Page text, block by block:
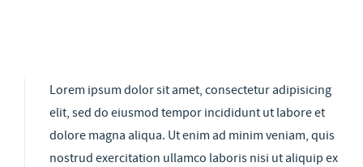
Lorem ipsum dolor sit amet, consectetur adipisicing
elit, sed do eiusmod tempor incididunt ut labore et
dolore magna aliqua. Ut enim ad minim veniam, quis
nostrud exercitation ullamco laboris nisi ut aliquip ex